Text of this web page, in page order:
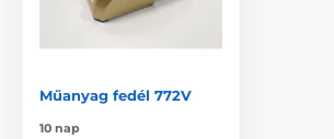
Műanyag fedél 772V
10 nap